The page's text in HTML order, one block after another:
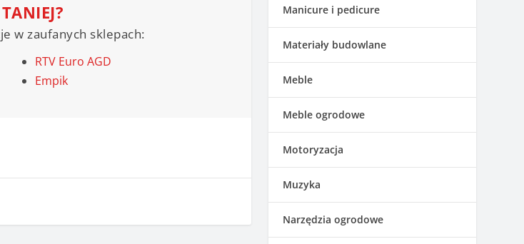
w zaufanych sklepach:
RTV Euro AGD
Empik
Manicure i pedicure
Materiały budowlane
Meble
Meble ogrodowe
Motoryzacja
Muzyka
Narzędzia ogrodowe